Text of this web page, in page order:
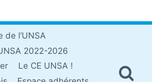
de l’UNSA
2022-2026
Le CE UNSA !